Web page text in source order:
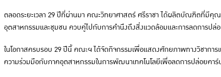
ตลอดระยะเวลา 29 ปีที่ผ่านมา คณะวิทยาศาสตร์ ศรีราชา ได้ผลิตบัณฑิตที่มี
อุตสาหกรรมและชุมชน ควบคู่ไปกับการคำนึงถึงสิ่งแวดล้อมและการลดการปล่
ในโอกาสครบรอบ 29 ปีนี้ คณะฯ ได้จัดกิจกรรมเพื่อแสดงศักยภาพทางวิชาการ
ความร่วมมือกับภาคอุตสาหกรรมในการพัฒนาเทคโนโลยีเพื่อลดการปล่อยคา